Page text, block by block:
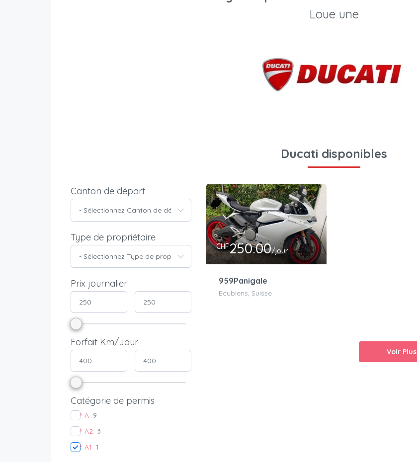
Loue une
Ducati disponibles
Canton de départ
- Sélectionnez Canton de départ -
Type de propriétaire
- Sélectionnez Type de propriétaire -
Prix journalier
Forfait Km/Jour
Catégorie de permis
A 9
A2 3
A1 1
CHF250.00/jour
959Panigale
Ecublens, Suisse
Voir Plus